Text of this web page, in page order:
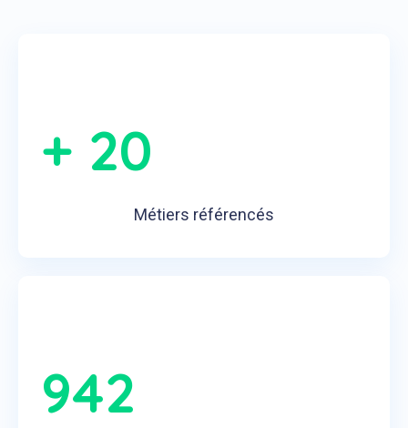
+ 20
Métiers référencés
942